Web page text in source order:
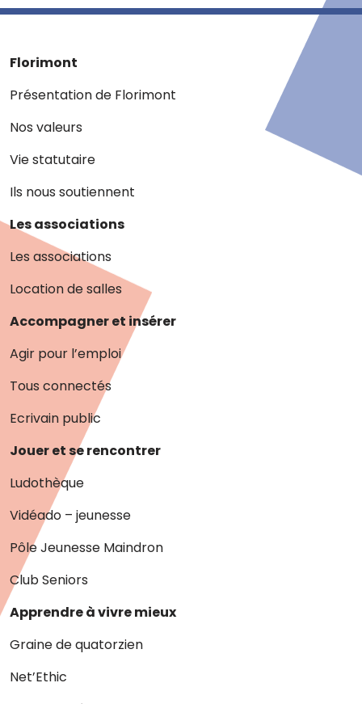
Florimont
Présentation de Florimont
Nos valeurs
Vie statutaire
Ils nous soutiennent
Les associations
Les associations
Location de salles
Accompagner et insérer
Agir pour l’emploi
Tous connectés
Ecrivain public
Jouer et se rencontrer
Ludothèque
Vidéado – jeunesse
Pôle Jeunesse Maindron
Club Seniors
Apprendre à vivre mieux
Graine de quatorzien
Net’Ethic